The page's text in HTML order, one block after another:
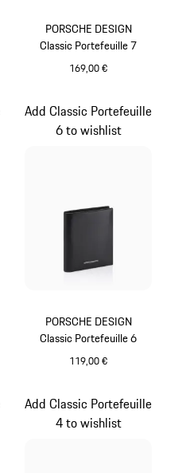
PORSCHE DESIGN
Classic Portefeuille 7
169,00 €
PORSCHE DESIGN
Classic Portefeuille 6
119,00 €
Add Classic Portefeuille
6 to wishlist
Add Classic Portefeuille
4 to wishlist